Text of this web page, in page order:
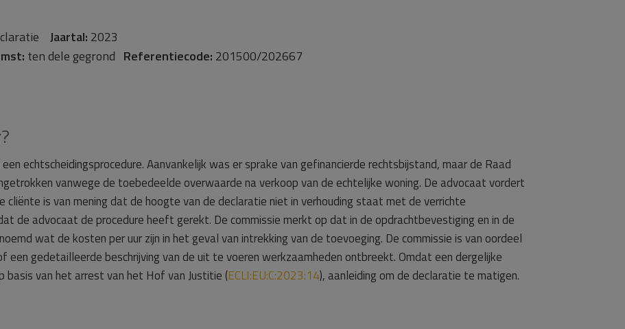
Jaartal: 2023
ten dele gegrond Referentiecode: 201500/202667
echtscheidingsprocedure. Aanvankelijk was er sprake van gefinancierde rechtsbijstand, maar de Raad
vanwege de toebedeelde overwaarde na verkoop van de echtelijke woning. De advocaat vordert
is van mening dat de hoogte van de declaratie niet in verhouding staat met de verrichte
de advocaat de procedure heeft gerekt. De commissie merkt op dat in de opdrachtbevestiging en in de
wat de kosten per uur zijn in het geval van intrekking van de toevoeging. De commissie is van oordeel
gedetailleerde beschrijving van de uit te voeren werkzaamheden ontbreekt. Omdat een dergelijke
van het arrest van het Hof van Justitie (ECLI:EU:C:2023:14), aanleiding om de declaratie te matigen.